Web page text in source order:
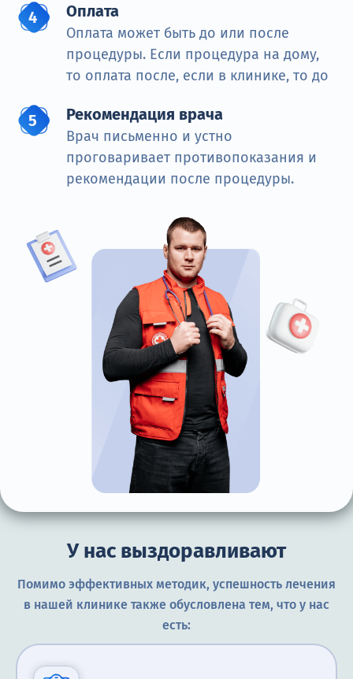
Оплата
Оплата может быть до или после
процедуры. Если процедура на дому,
то оплата после, если в клинике, то до
Рекомендация врача
Врач письменно и устно
проговаривает противопоказания и
рекомендации после процедуры.
У нас выздоравливают
Помимо эффективных методик, успешность лечения
в нашей клинике также обусловлена тем, что у нас
есть: